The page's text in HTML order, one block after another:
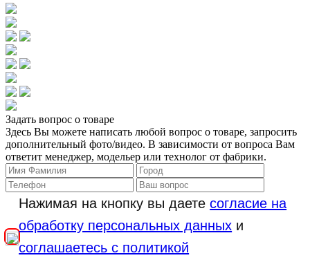
Задать вопрос о товаре
Здесь Вы можете написать любой вопрос о товаре, запросить
дополнительный фото/видео. В зависимости от вопроса Вам
ответит менеджер, модельер или технолог от фабрики.
Нажимая на кнопку вы даетесогласие на
обработку персональных данных и
соглашаетесь с политикой